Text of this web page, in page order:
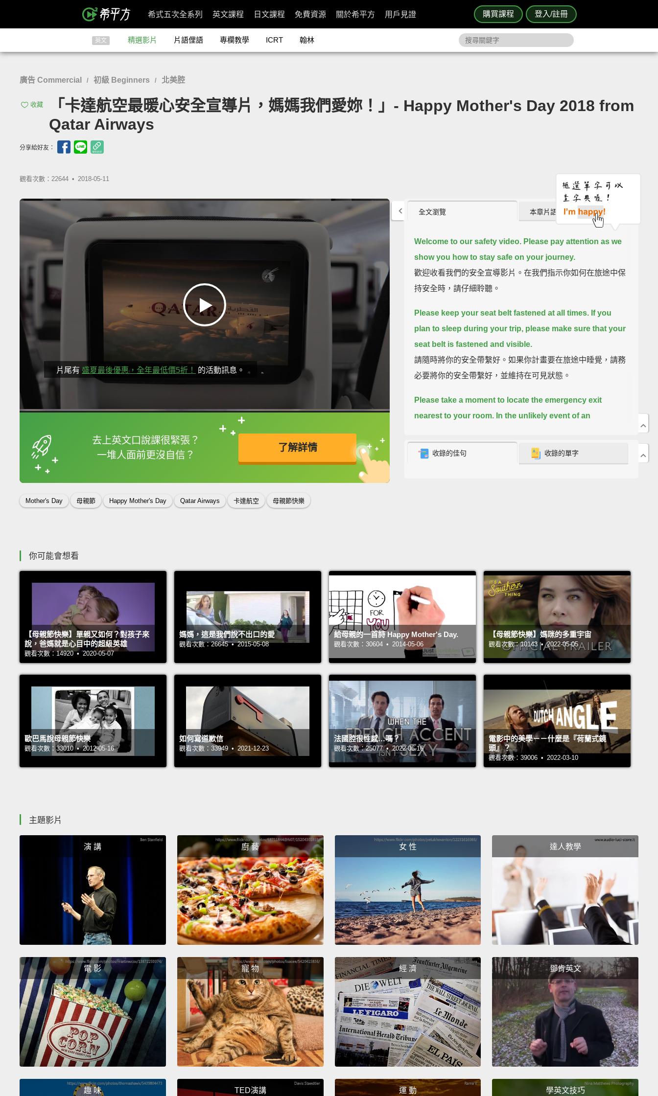
購買課程 登入/註冊
希式五次全系列 英文課程 日文課程 免費資源 關於希平方 用戶見證
英文 精選影片 片語俚語 專欄教學 ICRT 翰林
廣告 Commercial / 初級 Beginners / 北美腔
收藏
「卡達航空最暖心安全宣導片，媽媽我們愛妳！」- Happy Mother's Day 2018 from
Qatar Airways
分享給好友：
觀看次數：22644 • 2018-05-11
片尾有 盛夏最後優惠，全年最低價5折！ 的活動訊息。
去上英文口說課很緊張？
一堆人面前更沒自信？
了解詳情
框選或點兩下字幕可以直接查字典喔！
英
Mother's Day 母親節 Happy Mother's Day Qatar Airways 卡達航空 母親節快樂
全文瀏覽 本章片語 (3)
Welcome to our safety video. Please pay attention as we
show you how to stay safe on your journey.
歡迎收看我們的安全宣導影片。在我們指示你如何在旅途中保
持安全時，請仔細聆聽。
Please keep your seat belt fastened at all times. If you
plan to sleep during your trip, please make sure that your
seat belt is fastened and visible.
請隨時將你的安全帶繫好。如果你計畫要在旅途中睡覺，請務
必要將你的安全帶繫好，並維持在可見狀態。
Please take a moment to locate the emergency exit
nearest to your room. In the unlikely event of an
請花點時間找出離你房間最近的緊急出口。萬一發生緊急狀
況，請採取影片所示的防撞保護姿勢。
Your jacket is located in your bedroom closet. When
instructed, remove it from the closet and pull it over your
head.
你的外套放在你房間的衣櫃裡。收到指示時，從衣櫃移出來並
將它套上。
For your health and safety, we operate a "no sweet
snacks between meals" policy. The use of electronic
devices is not permitted for going to sleep or when
waking up.
These devices must remain switched off until
you are advised.
為了你的健康和安全，我們會實施「正餐之間沒有甜食」的政
策。睡前或起床時不允許使用電子裝置。在你收到指示前，這
些裝置一定要保持關機。
你的房間環境是被仔細控管的。如果需要額外的溫暖，請將毛
毯拉向自己，舒服地依偎並抱住泰迪熊，然後平穩地呼吸。
As you get ready for your journey,
please take a moment
to thank the one who has always kept you safe prior to
your departure. Your mom has been preparing you for
takeoff all of your life. Say thank you with a hug this
Mother's Day.
在你準備好踏上旅途時，請花點時間感謝總是在你啟程前保護
你安全的人。你的媽媽在你一生都在為你做準備，好讓你啟程
飛行。這個母親節，向她說聲謝謝，並給她一個大大的擁抱。
收錄的佳句 收錄的單字
你可能會想看
【母親節快樂】單親又如何？對孩子來
說，爸媽就是心目中的超級英雄
觀看次數：14920 • 2020-05-07
媽媽，這是我們說不出口的愛
觀看次數：26645 • 2015-05-08
給母親的一首詩 Happy Mother's Day.
觀看次數：30604 • 2014-05-06
【母親節快樂】媽咪的多重宇宙
觀看次數：10143 • 2022-05-05
歐巴馬說母親節快樂
觀看次數：33010 • 2012-05-16
如何寫道歉信
觀看次數：33949 • 2021-12-23
法國腔很性感…嗎？
觀看次數：25077 • 2022-06-16
電影中的美學－－什麼是『荷蘭式鏡
頭』？
觀看次數：39006 • 2022-03-10
主題影片
演 講 廚 藝 女 性 達人教學
電 影 寵 物 經 濟 鄧肯英文
趣 味 TED演講 運 動 學英文技巧